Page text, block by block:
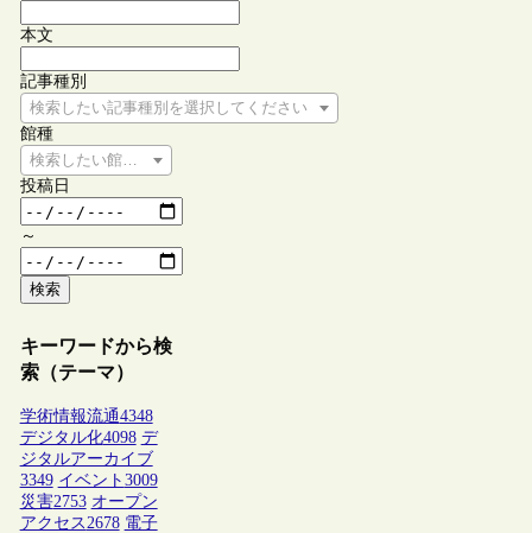
本文
記事種別
検索したい記事種別を選択してください
館種
検索したい館種を選択してください
投稿日
～
検索
キーワードから検
索（テーマ）
学術情報流通4348
デジタル化4098 デ
ジタルアーカイブ
3349 イベント 3009
災害2753 オープン
アクセス 2678 電子